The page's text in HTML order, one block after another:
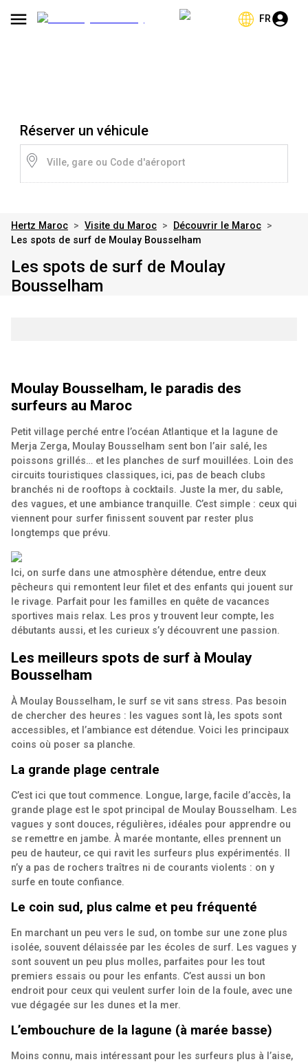
FR
Réserver un véhicule
Ville, gare ou Code d'aéroport
Hertz Maroc > Visite du Maroc > Découvrir le Maroc >
Les spots de surf de Moulay Bousselham
Les spots de surf de Moulay
Bousselham
Moulay Bousselham, le paradis des
surfeurs au Maroc
Petit village perché entre l’océan Atlantique et la lagune de
Merja Zerga, Moulay Bousselham sent bon l’air salé, les
poissons grillés… et les planches de surf mouillées. Loin des
circuits touristiques classiques, ici, pas de beach clubs
branchés ni de rooftops à cocktails. Juste la mer, du sable,
des vagues, et une ambiance tranquille. C’est simple : ceux qui
viennent pour surfer finissent souvent par rester plus
longtemps que prévu.
Ici, on surfe dans une atmosphère détendue, entre deux
pêcheurs qui remontent leur filet et des enfants qui jouent sur
le rivage. Parfait pour les familles en quête de vacances
sportives mais relax. Les pros y trouvent leur compte, les
débutants aussi, et les curieux s’y découvrent une passion.
Les meilleurs spots de surf à Moulay
Bousselham
À Moulay Bousselham, le surf se vit sans stress. Pas besoin
de chercher des heures : les vagues sont là, les spots sont
accessibles, et l’ambiance est détendue. Voici les principaux
coins où poser sa planche.
La grande plage centrale
C’est ici que tout commence. Longue, large, facile d’accès, la
grande plage est le spot principal de Moulay Bousselham. Les
vagues y sont douces, régulières, idéales pour apprendre ou
se remettre en jambe. À marée montante, elles prennent un
peu de hauteur, ce qui ravit les surfeurs plus expérimentés. Il
n’y a pas de rochers traîtres ni de courants violents : on y
surfe en toute confiance.
Le coin sud, plus calme et peu fréquenté
En marchant un peu vers le sud, on tombe sur une zone plus
isolée, souvent délaissée par les écoles de surf. Les vagues y
sont souvent un peu plus molles, parfaites pour les tout
premiers essais ou pour les enfants. C’est aussi un bon
endroit pour ceux qui veulent surfer loin de la foule, avec une
vue dégagée sur les dunes et la mer.
L’embouchure de la lagune (à marée basse)
Moins connu, mais intéressant pour les surfeurs plus à l’aise,